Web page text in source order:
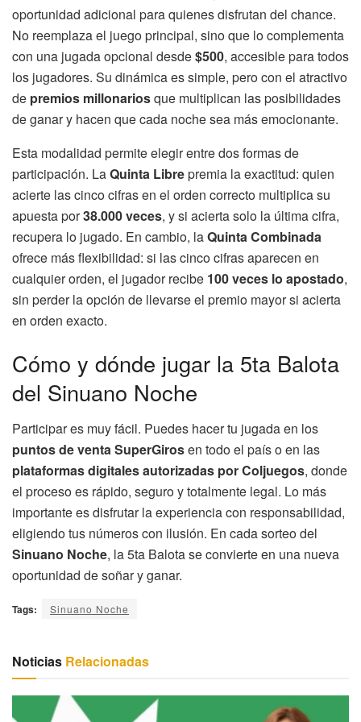
oportunidad adicional para quienes disfrutan del chance.
No reemplaza el juego principal, sino que lo complementa
con una jugada opcional desde$500, accesible para todos
los jugadores. Su dinámica es simple, pero con el atractivo
de premios millonariosque multiplican las posibilidades
de ganar y hacen que cada noche sea más emocionante.
Esta modalidad permite elegir entre dos formas de
participación. LaQuinta Librepremia la exactitud: quien
acierte las cinco cifras en el orden correcto multiplica su
apuesta por38.000 veces, y si acierta solo la última cifra,
recupera lo jugado. En cambio, laQuinta Combinada
ofrece más flexibilidad: si las cinco cifras aparecen en
cualquier orden, el jugador recibe 100 veces lo apostado,
sin perder la opción de llevarse el premio mayor si acierta
en orden exacto.
Cómo y dónde jugar la 5ta Balota
del Sinuano Noche
Participar es muy fácil. Puedes hacer tu jugada en los
puntos de venta SuperGirosen todo el país o en las
plataformas digitales autorizadas por Coljuegos, donde
el proceso es rápido, seguro y totalmente legal. Lo más
importante es disfrutar la experiencia con responsabilidad,
eligiendo tus números con ilusión. En cada sorteo del
Sinuano Noche, la 5ta Balota se convierte en una nueva
oportunidad de soñar y ganar.
Tags: Sinuano Noche
Noticias Relacionadas